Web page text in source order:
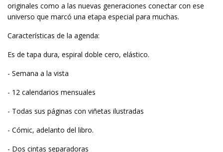
originales como a las nuevas generaciones conectar con ese
universo que marcó una etapa especial para muchas.
Características de la agenda:
Es de tapa dura, espiral doble cero, elástico.
- Semana a la vista
- 12 calendarios mensuales
- Todas sus páginas con viñetas ilustradas
- Cómic, adelanto del libro.
- Dos cintas separadoras